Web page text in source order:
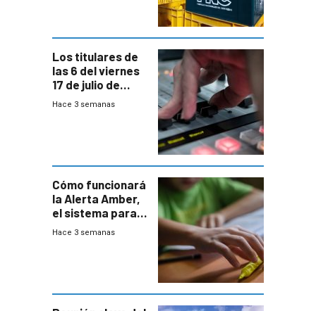
Los titulares de
las 6 del viernes
17 de julio de
2026
Hace 3 semanas
Cómo funcionará
la Alerta Amber,
el sistema para
la búsqueda
Hace 3 semanas